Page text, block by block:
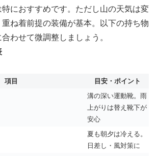
特におすすめです。ただし山の天気は変
ね着前提の装備が基本。以下の持ち物
わせて微調整しましょう。
項目 目安・ポイント
溝の深い運動靴。雨
上がりは替え靴下が
安心
夏も朝夕は冷える。
日差し・風対策に